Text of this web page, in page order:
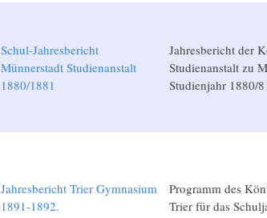
Schul-Jahresbericht
Münnerstadt Studienanstalt
1880/1881
Jahresbericht der
Studienanstalt zu
Studienjahr 1880/
Jahresbericht Trier Gymnasium
1891-1892.
Programm des
Trier für das